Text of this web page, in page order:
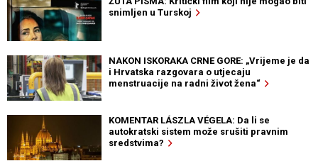
snimljen u Turskoj
NAKON ISKORAKA CRNE GORE: „Vrijeme je da
i Hrvatska razgovara o utjecaju
menstruacije na radni život žena“
KOMENTAR LÁSZLA VÉGELA: Da li se
autokratski sistem može srušiti pravnim
sredstvima?